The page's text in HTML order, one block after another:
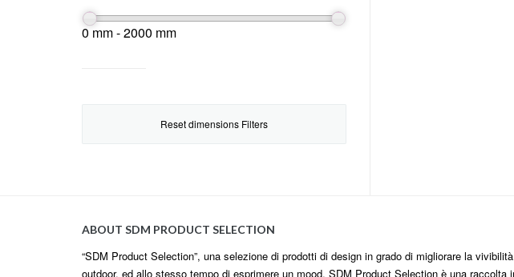
0 mm - 2000 mm
Reset dimensions Filters
ABOUT SDM PRODUCT SELECTION
“SDM Product Selection”, una selezione di prodotti di design in grado di migliorare la
outdoor, ed allo stesso tempo di esprimere un mood. SDM Product Selection è una raccolta